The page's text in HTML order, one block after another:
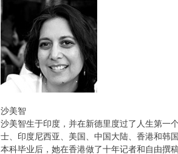
沙美智
沙美智生于印度，并在新德里度过了人生第一
士、印度尼西亚、美国、中国大陆、香港和韩
本科毕业后，她在香港做了十年记者和自由撰